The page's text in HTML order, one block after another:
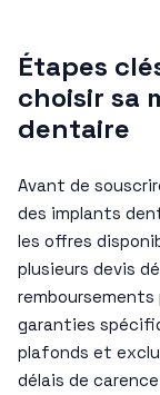
Étapes
choisir sa
dentaire
Avant de
des implants
les offres
plusieurs devis
remboursements
garanties
plafonds et
délais de